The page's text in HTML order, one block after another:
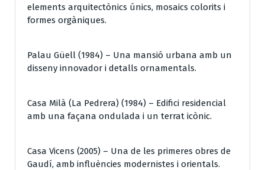
elements arquitectònics únics, mosaics colorits i
formes orgàniques.
Palau Güell (1984) – Una mansió urbana amb un
disseny innovador i detalls ornamentals.
Casa Milà (La Pedrera) (1984) – Edifici residencial
amb una façana ondulada i un terrat icònic.
Casa Vicens (2005) – Una de les primeres obres de
Gaudí, amb influències modernistes i orientals.